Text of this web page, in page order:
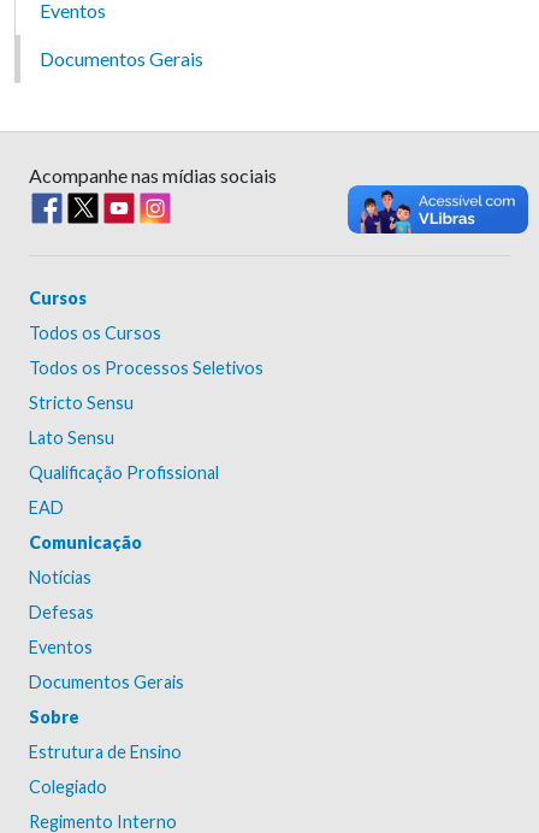
Eventos
Documentos Gerais
Acompanhe nas mídias sociais
Cursos
Todos os Cursos
Todos os Processos Seletivos
Stricto Sensu
Lato Sensu
Qualificação Profissional
EAD
Comunicação
Notícias
Defesas
Eventos
Documentos Gerais
Sobre
Estrutura de Ensino
Colegiado
Regimento Interno